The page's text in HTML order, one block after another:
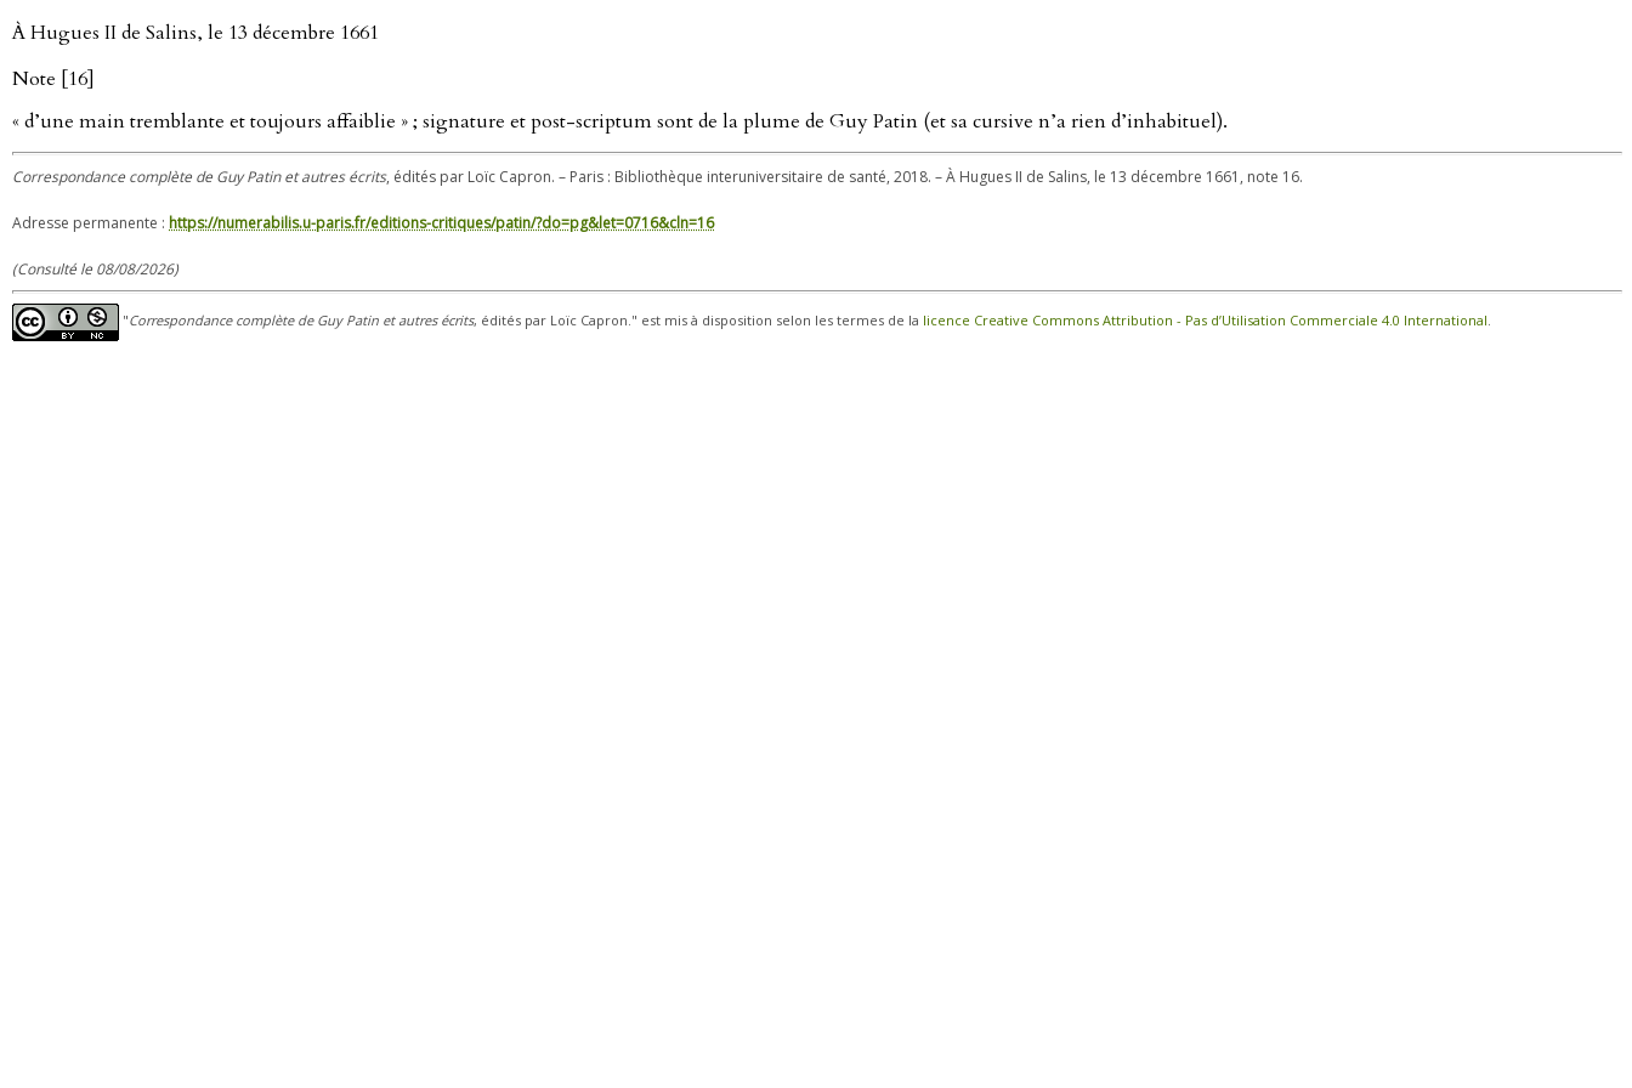
À Hugues II de Salins, le 13 décembre 1661
Note [16]
« d’une main tremblante et toujours affaiblie » ; signature et post-scriptum sont de la plume de Guy Patin (et sa cursive n’a rien d’inhabituel).
Correspondance complète de Guy Patin et autres écrits, édités par Loïc Capron. – Paris : Bibliothèque interuniversitaire de santé, 2018. – À Hugues II de Salins, le 13 décembre 1661, note 16.
Adresse permanente : https://numerabilis.u-paris.fr/editions-critiques/patin/?do=pg&let=0716&cln=16
(Consulté le 08/08/2026)
"Correspondance complète de Guy Patin et autres écrits, édités par Loïc Capron." est mis à disposition selon les termes de la licence Creative Commons Attribution - Pas d’Utilisation Commerciale 4.0 International.